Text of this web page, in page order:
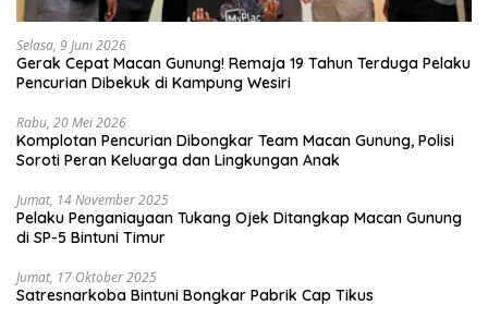
Selasa, 9 Juni 2026
Gerak Cepat Macan Gunung! Remaja 19 Tahun Terduga Pelaku
Pencurian Dibekuk di Kampung Wesiri
Rabu, 20 Mei 2026
Komplotan Pencurian Dibongkar Team Macan Gunung, Polisi
Soroti Peran Keluarga dan Lingkungan Anak
Jumat, 14 November 2025
Pelaku Penganiayaan Tukang Ojek Ditangkap Macan Gunung
di SP-5 Bintuni Timur
Jumat, 17 Oktober 2025
Satresnarkoba Bintuni Bongkar Pabrik Cap Tikus